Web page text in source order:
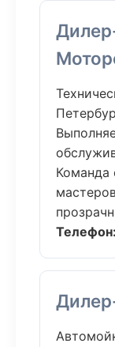
Команда
Телефон: